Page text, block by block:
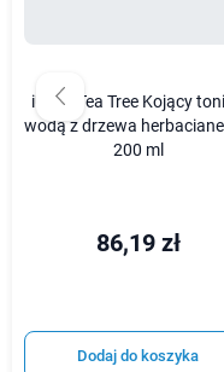
iUNIK Tea Tree Kojący
wodą z drzewa
200 ml
86,19 zł
Dodaj do koszyka